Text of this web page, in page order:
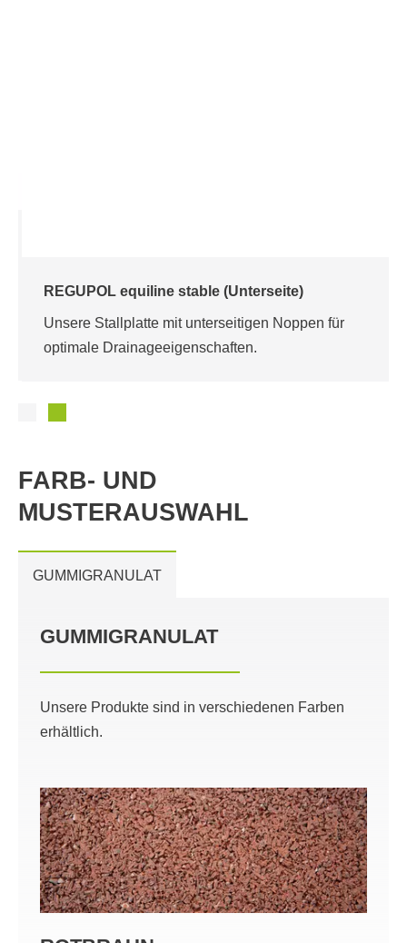
optimale Drainageeigenschaften.
FARB- UND
MUSTERAUSWAHL
GUMMIGRANULAT
GUMMIGRANULAT
Unsere Produkte sind in verschiedenen Farben
erhältlich.